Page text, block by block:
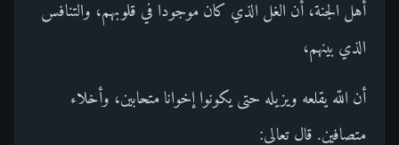
أهل الجنة، أن الغل الذي كان موجودا في قلوبهم، والتنافس
الذي بينهم،
أن اللّه يقلعه ويزيله حتى يكونوا إخوانا متحابين، وأخلاء
متصافين. قال تعالى: